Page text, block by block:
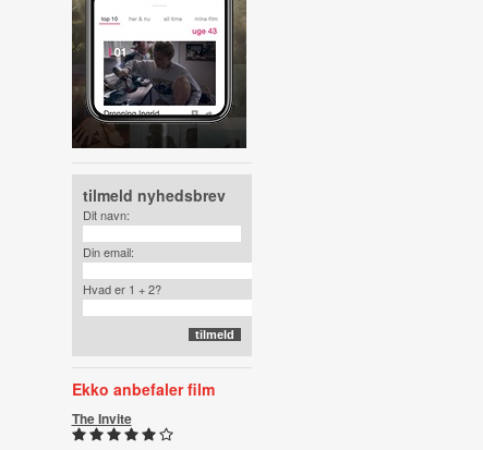
tilmeld nyhedsbrev
Dit navn:
Din email:
Hvad er 1 + 2?
Ekko anbefaler film
The Invite